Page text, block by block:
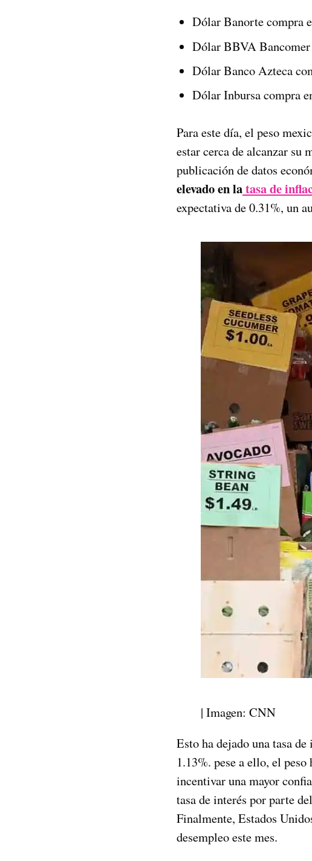
Dólar Banorte compra
Dólar BBVA Bancomer
Dólar Banco Azteca
Dólar Inbursa compra
Para este día, el peso
estar cerca de alcanzar su
publicación de datos
elevado en latasa de
expectativa de 0.31%, un
| Imagen: CNN
Esto ha dejado una tasa
1.13%. pese a ello, el
incentivar una mayor
tasa de interés por parte
Finalmente, Estados
desempleo este mes.